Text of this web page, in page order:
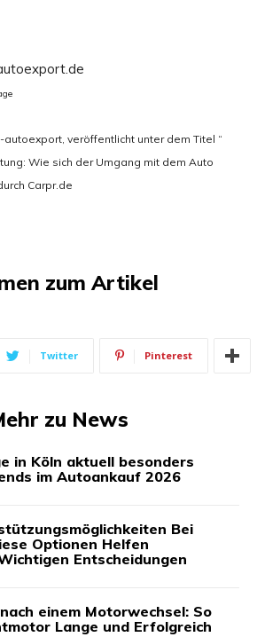
veröffentlicht unter dem Titel “
Wie sich der Umgang mit dem Auto
Carpr.de
zum Artikel
Twitter Pinterest
zu News
in Köln aktuell besonders
im Autoankauf 2026
Bei
Optionen Helfen
Entscheidungen
einem Motorwechsel: So
Lange und Erfolgreich